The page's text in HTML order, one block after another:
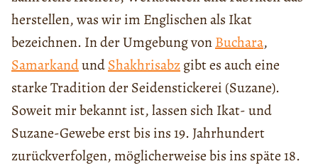
herstellen, was wir im Englischen als Ikat
bezeichnen. In der Umgebung vonBuchara,
SamarkandundShakhrisabzgibt es auch eine
starke Tradition der Seidenstickerei (Suzane).
Soweit mir bekannt ist, lassen sich Ikat- und
Suzane-Gewebe erst bis ins 19. Jahrhundert
zurückverfolgen, möglicherweise bis ins späte 18.